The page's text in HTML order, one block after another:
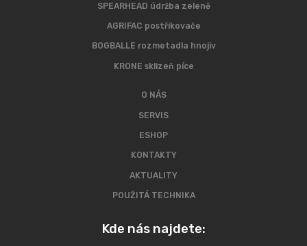
SPEARHEAD údržba zeleně
AGRIFAC postřikovače
BOGBALLE rozmetadla hnojiv
KRONE sklizeň píce
O NÁS
SERVIS
ESHOP
KONTAKTY
AKTUALITY
POUŽITÁ TECHNIKA
Kde nás najdete: